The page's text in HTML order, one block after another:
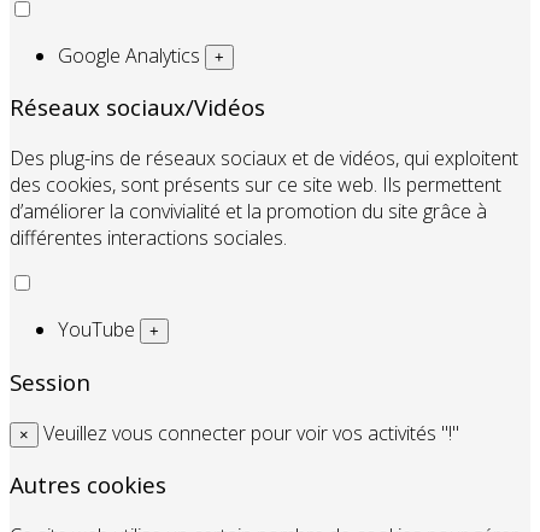
Google Analytics +
Réseaux sociaux/Vidéos
Des plug-ins de réseaux sociaux et de vidéos, qui exploitent
des cookies, sont présents sur ce site web. Ils permettent
d’améliorer la convivialité et la promotion du site grâce à
différentes interactions sociales.
YouTube +
Session
× Veuillez vous connecter pour voir vos activités "!"
Autres cookies